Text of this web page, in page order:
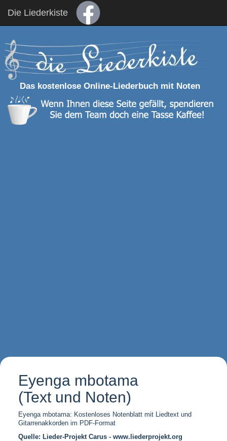
Die Liederkiste
Das kostenlose Online-Liederbuch mit Noten
Eyenga mbotama
(Text und Noten)
Eyenga mbotama: Kostenloses Notenblatt mit Liedtext und
Gitarrenakkorden im PDF-Format
Quelle: Lieder-Projekt Carus - www.liederprojekt.org